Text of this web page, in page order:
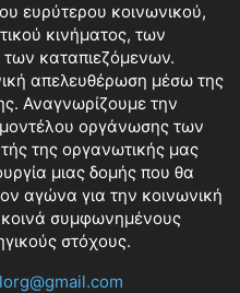
ευρύτερου κοινωνικού,
κινήματος, των
καταπιεζόμενων.
απελευθέρωση μέσω της
Αναγνωρίζουμε την
οργάνωσης των
της οργανωτικής μας
μιας δομής που θα
αγώνα για την κοινωνική
συμφωνημένους
στόχους.